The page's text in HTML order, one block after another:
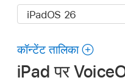
कॉन्टेंट तालिका
iPad पर